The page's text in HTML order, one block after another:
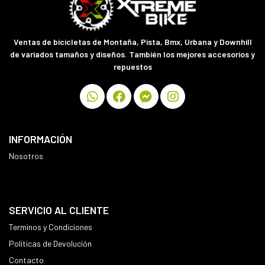
Ventas de bicicletas de Montaña, Pista, Bmx, Urbana y Downhill
de variados tamaños y diseños. También los mejores accesorios y
repuestos
INFORMACIÓN
Nosotros
SERVICIO AL CLIENTE
Terminos y Condiciones
Políticas de Devolución
Contacto